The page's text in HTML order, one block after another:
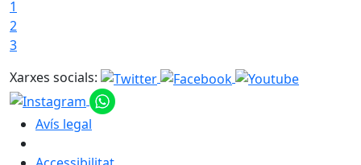
1
2
3
Xarxes socials:
Avís legal